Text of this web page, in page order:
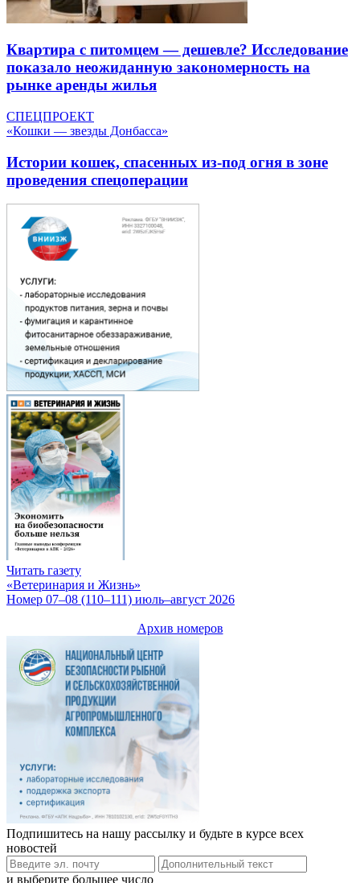
Квартира с питомцем — дешевле? Исследование
показало неожиданную закономерность на
рынке аренды жилья
СПЕЦПРОЕКТ
«Кошки — звезды Донбасса»
Истории кошек, спасенных из-под огня в зоне
проведения спецоперации
Читать газету
«Ветеринария и Жизнь»
Номер 07–08 (110–111) июль–август 2026
Архив номеров
Подпишитесь на нашу рассылку и будьте в курсе всех
новостей
и выберите большее число